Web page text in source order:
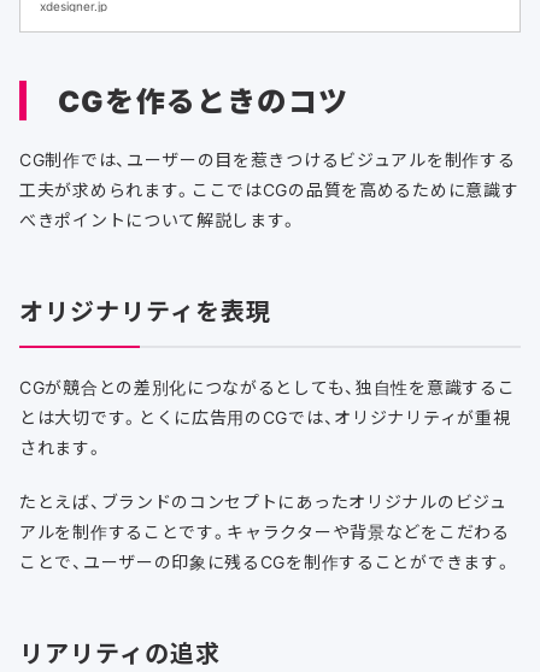
xdesigner.jp
CGを作るときのコツ
CG制作では、ユーザーの目を惹きつけるビジュアルを制作する
工夫が求められます。ここではCGの品質を高めるために意識す
べきポイントについて解説します。
オリジナリティを表現
CGが競合との差別化につながるとしても、独自性を意識するこ
とは大切です。とくに広告用のCGでは、オリジナリティが重視
されます。
たとえば、ブランドのコンセプトにあったオリジナルのビジュ
アルを制作することです。キャラクターや背景などをこだわる
ことで、ユーザーの印象に残るCGを制作することができます。
リアリティの追求